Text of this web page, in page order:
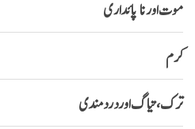
موت اور ناپائداری
کرم
ترک، تیاگ اور درد مندی